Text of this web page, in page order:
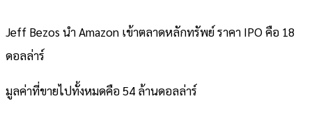
Jeff Bezos นำ Amazon เข้าตลาดหลักทรัพย์ ราคา IPO คือ 18
ดอลล่าร์
มูลค่าที่ขายไปทั้งหมดคือ 54 ล้านดอลล่าร์